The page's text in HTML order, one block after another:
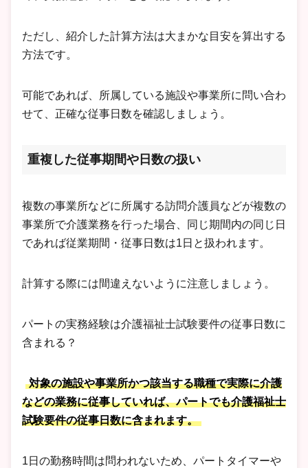
ただし、紹介した計算方法は大まかな目安を算出する
方法です。
可能であれば、所属している施設や事業所に問い合わ
せて、正確な従事日数を確認しましょう。
重複した従事期間や日数の扱い
複数の事業所などに所属する訪問介護員などが複数の
事業所で介護業務を行った場合、同じ期間内の同じ日
であれば従業期間・従事日数は1日と扱われます。
計算する際には間違えないように注意しましょう。
パートの実務経験は介護福祉士試験要件の従事日数に
含まれる？
対象の施設や事業所かつ該当する職種で実際に介護
などの業務に従事していれば、パートでも介護福祉士
試験要件の従事日数に含まれます。
1日の勤務時間は問われないため、パートタイマーや